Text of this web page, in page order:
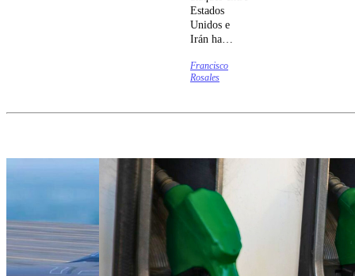
Estados
Unidos e
Irán ha
preocupación
con respecto
suspensión o
Francisco
Rosales